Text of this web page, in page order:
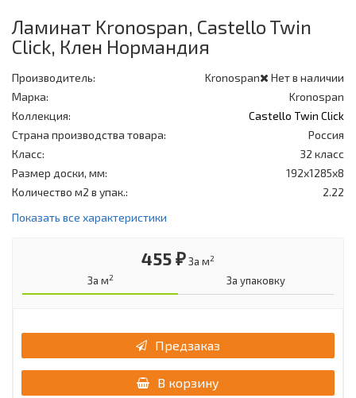
Ламинат Kronospan, Castello Twin
Click, Клен Нормандия
Нет в наличии
Производитель:
Kronospan
Марка:
Kronospan
Коллекция:
Castello Twin Click
Страна производства товара:
Россия
Класс:
32 класс
Размер доски, мм:
192x1285x8
Количество м2 в упак.:
2.22
Показать все характеристики
455 ₽За м2
За м2 За упаковку
Предзаказ
В корзину